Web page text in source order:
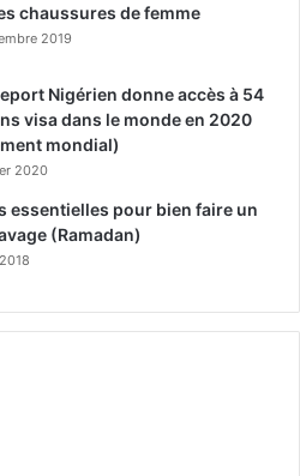
chaussures de femme
2019
Nigérien donne accès à 54
visa dans le monde en 2020
mondial)
2020
essentielles pour bien faire un
(Ramadan)